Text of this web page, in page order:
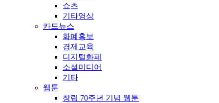
쇼츠
기타영상
카드뉴스
화폐홍보
경제교육
디지털화폐
소셜미디어
기타
웹툰
창립 70주년 기념 웹툰